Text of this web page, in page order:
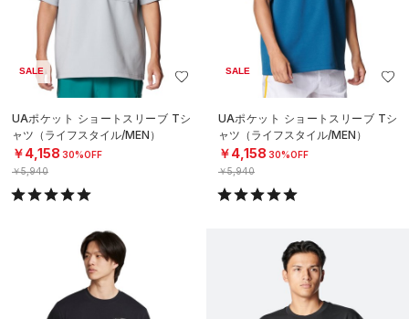
SALE
UAポケット ショートスリーブ Tシ
ャツ（ライフスタイル/MEN）
￥4,158 30%OFF
￥5,940
SALE
UAポケット ショートスリーブ Tシ
ャツ（ライフスタイル/MEN）
￥4,158 30%OFF
￥5,940